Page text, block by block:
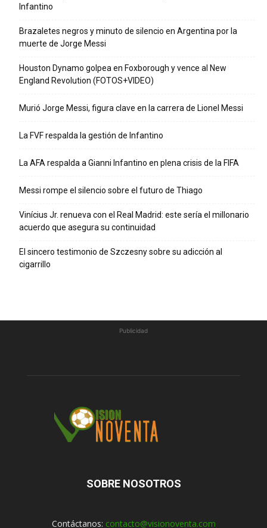
Infantino
Brazaletes negros y minuto de silencio en Argentina por la
muerte de Jorge Messi
Houston Dynamo golpea en Foxborough y vence al New
England Revolution (FOTOS+VIDEO)
Murió Jorge Messi, figura clave en la carrera de Lionel Messi
La FVF respalda la gestión de Infantino
La AFA respalda a Gianni Infantino en plena crisis de la FIFA
Messi rompe el silencio sobre el futuro de Thiago
Vinícius Jr. renueva con el Real Madrid: este sería el millonario
acuerdo que asegura su continuidad
El sincero testimonio de Szczesny sobre su adicción al
cigarrillo
Publicidad
SOBRE NOSOTROS
Contáctanos: contacto@visionoventa.com